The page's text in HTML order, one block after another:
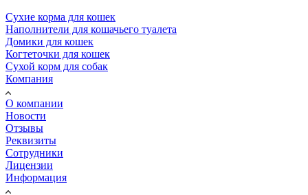
Сухие корма для кошек
Наполнители для кошачьего туалета
Домики для кошек
Когтеточки для кошек
Сухой корм для собак
Компания
О компании
Новости
Отзывы
Реквизиты
Сотрудники
Лицензии
Информация